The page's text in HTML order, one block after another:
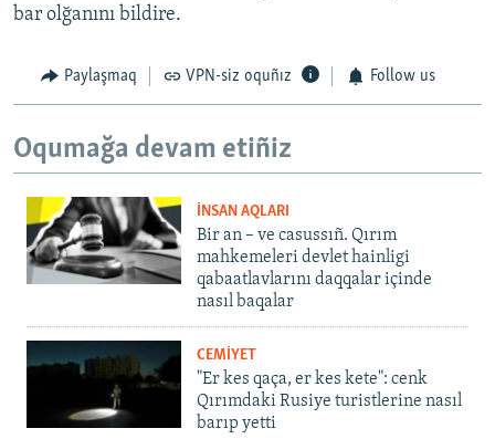
bar olğanını bildire.
Paylaşmaq VPN-siz oquñız Follow us
Oqumağa devam etiñiz
İNSAN AQLARI
Bir an – ve casussıñ. Qırım
mahkemeleri devlet hainligi
qabaatlavlarını daqqalar içinde
nasıl baqalar
CEMİYET
"Er kes qaça, er kes kete": cenk
Qırımdaki Rusiye turistlerine nasıl
barıp yetti